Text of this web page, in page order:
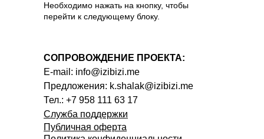
Необходимо нажать на кнопку, чтобы
перейти к следующему блоку.
СОПРОВОЖДЕНИЕ ПРОЕКТА:
E-mail: info@izibizi.me
Предложения: k.shalak@izibizi.me
Тел.: +7 958 111 63 17
Служба поддержки
Публичная оферта